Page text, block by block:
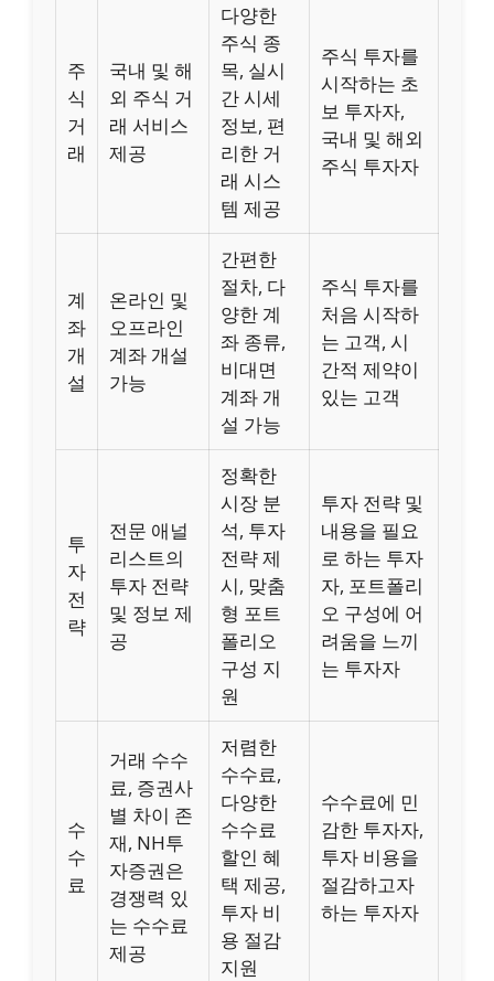
주
식
거
래
국내 및 해
외 주식 거
래 서비스
제공
다양한
주식 종
목, 실시
간 시세
정보, 편
리한 거
래 시스
템 제공
주식 투자를
시작하는 초
보 투자자,
국내 및 해외
주식 투자자
계
좌
개
설
온라인 및
오프라인
계좌 개설
가능
간편한
절차, 다
양한 계
좌 종류,
비대면
계좌 개
설 가능
주식 투자를
처음 시작하
는 고객, 시
간적 제약이
있는 고객
투
자
전
략
전문 애널
리스트의
투자 전략
및 정보 제
공
정확한
시장 분
석, 투자
전략 제
시, 맞춤
형 포트
폴리오
구성 지
원
투자 전략 및
내용을 필요
로 하는 투자
자, 포트폴리
오 구성에 어
려움을 느끼
는 투자자
수
수
료
거래 수수
료, 증권사
별 차이 존
재, NH투
자증권은
경쟁력 있
는 수수료
제공
저렴한
수수료,
다양한
수수료
할인 혜
택 제공,
투자 비
용 절감
지원
수수료에 민
감한 투자자,
투자 비용을
절감하고자
하는 투자자